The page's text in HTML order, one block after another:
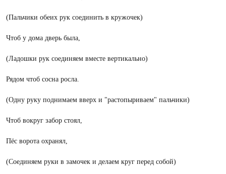
(Пальчики обеих рук соединить в кружочек)
Чтоб у дома дверь была,
(Ладошки рук соединяем вместе вертикально)
Рядом чтоб сосна росла.
(Одну руку поднимаем вверх и "растопыриваем" пальчики)
Чтоб вокруг забор стоял,
Пёс ворота охранял,
(Соединяем руки в замочек и делаем круг перед собой)